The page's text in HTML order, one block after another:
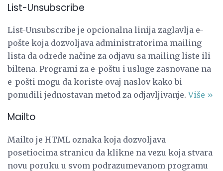
List-Unsubscribe
List-Unsubscribe je opcionalna linija zaglavlja e-
pošte koja dozvoljava administratorima mailing
lista da odrede načine za odjavu sa mailing liste ili
biltena. Programi za e-poštu i usluge zasnovane na
e-pošti mogu da koriste ovaj naslov kako bi
ponudili jednostavan metod za odjavljivanje.Više »
Mailto
Mailto je HTML oznaka koja dozvoljava
posetiocima stranicu da klikne na vezu koja stvara
novu poruku u svom podrazumevanom programu